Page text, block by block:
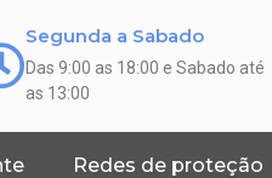
Segunda a Sabado
Das 9:00 as 18:00 e Sabado até
as 13:00
Redes de proteção